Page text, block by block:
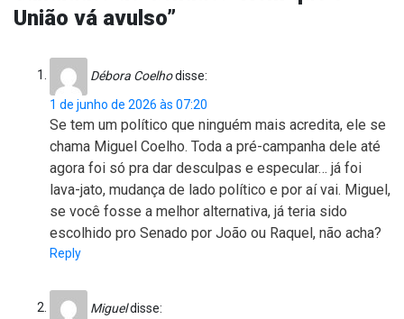
União vá avulso”
Débora Coelhodisse:
1 de junho de 2026 às 07:20
Se tem um político que ninguém mais acredita, ele se
chama Miguel Coelho. Toda a pré-campanha dele até
agora foi só pra dar desculpas e especular… já foi
lava-jato, mudança de lado político e por aí vai. Miguel,
se você fosse a melhor alternativa, já teria sido
escolhido pro Senado por João ou Raquel, não acha?
Reply
Migueldisse: